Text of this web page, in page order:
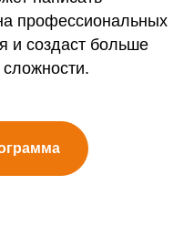
профессиональных
и создаст больше